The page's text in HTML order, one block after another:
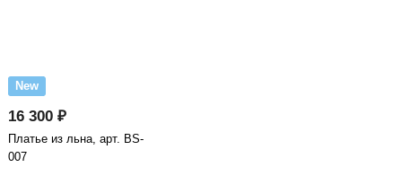
New
16 300 ₽
Платье из льна, арт. BS-
007